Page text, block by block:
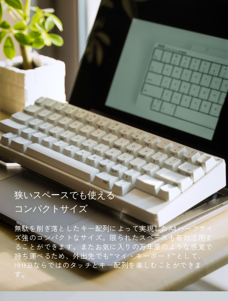
狭いスペースでも使える
コンパクトサイズ
無駄を削ぎ落としたキー配列によって実現したA4ハーフサイ
ズ強のコンパクトなサイズ。限られたスペースも有効活用す
ることができます。またお気に入りの万年筆のような感覚で
持ち運べるため、外出先でも“マイ・キーボード”として、
HHKBならではのタッチとキー配列を楽しむことができま
す。